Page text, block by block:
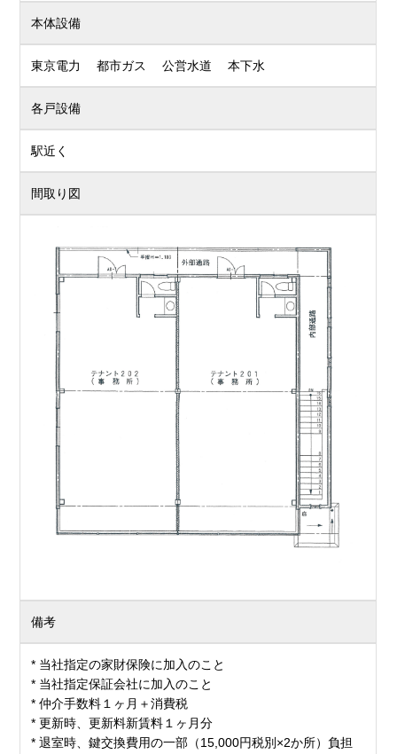
本体設備
東京電力 都市ガス 公営水道 本下水
各戸設備
駅近く
間取り図
備考
* 当社指定の家財保険に加入のこと
* 当社指定保証会社に加入のこと
* 仲介手数料１ヶ月＋消費税
* 更新時、更新料新賃料１ヶ月分
* 退室時、鍵交換費用の一部（15,000円税別×2か所）負担